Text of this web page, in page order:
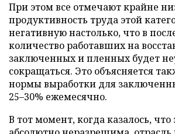
При этом все отмечают крайне
продуктивность труда этой
негативную настолько, что в
количество работавших на
заключенных и пленных будет
сокращаться. Это объясняется
нормы выработки для
25–30% ежемесячно.
В тот момент, когда казалось, что